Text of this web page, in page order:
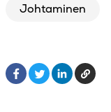
Johtaminen
FacebookLinkedIn